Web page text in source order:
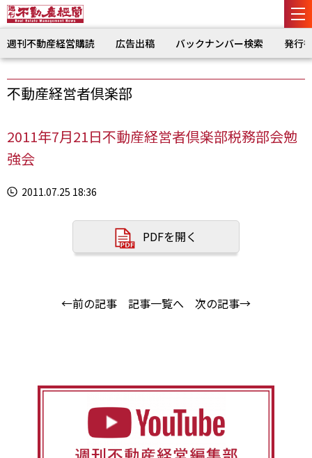
週刊不動産経営購読 広告出稿 バックナンバー検索 発行
不動産経営者倶楽部
2011年7月21日不動産経営者倶楽部税務部会勉
強会
2011.07.25 18:36
PDFを開く
←前の記事 記事一覧へ 次の記事→